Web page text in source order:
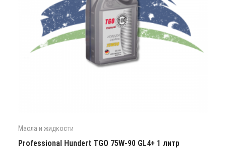
Масла и жидкости
Professional Hundert TGO 75W-90 GL4+ 1 литр